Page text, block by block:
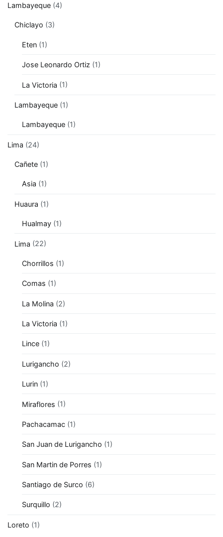
Lambayeque (4)
Chiclayo (3)
Eten(1)
Jose Leonardo Ortiz (1)
La Victoria (1)
Lambayeque (1)
Lambayeque(1)
Lima (24)
Cañete (1)
Asia (1)
Huaura (1)
Hualmay(1)
Lima (22)
Chorrillos (1)
Comas (1)
La Molina (2)
La Victoria (1)
Lince(1)
Lurigancho (2)
Lurin(1)
Miraflores (1)
Pachacamac(1)
San Juan de Lurigancho (1)
San Martin de Porres (1)
Santiago de Surco (6)
Surquillo (2)
Loreto (1)